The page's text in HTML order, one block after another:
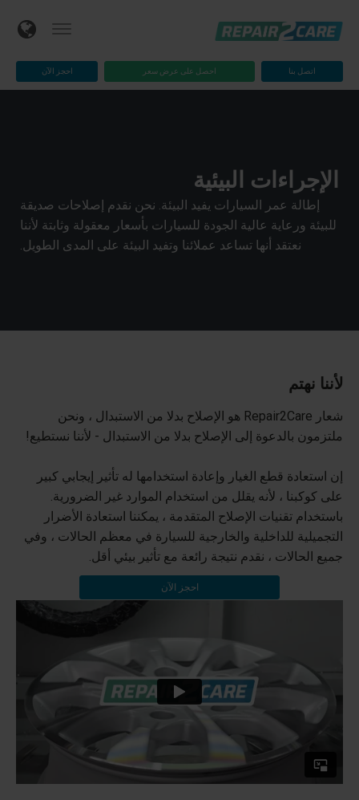
اتصل بنا احصل على عرض سعر احجز الآن
الإجراءات البيئية
إطالة عمر السيارات يفيد البيئة. نحن نقدم إصلاحات صديقة
للبيئة ورعاية عالية الجودة للسيارات بأسعار معقولة وثابتة لأننا
نعتقد أنها تساعد عملائنا وتفيد البيئة على المدى الطويل.
لأننا نهتم
شعار Repair2Care هو الإصلاح بدلا من الاستبدال ، ونحن
ملتزمون بالدعوة إلى الإصلاح بدلا من الاستبدال - لأننا نستطيع!
إن استعادة قطع الغيار وإعادة استخدامها له تأثير إيجابي كبير
على كوكبنا ، لأنه يقلل من استخدام الموارد غير الضرورية.
باستخدام تقنيات الإصلاح المتقدمة ، يمكننا استعادة الأضرار
التجميلية للداخلية والخارجية للسيارة في معظم الحالات ، وفي
جميع الحالات ، نقدم نتيجة رائعة مع تأثير بيئي أقل.
احجز الآن